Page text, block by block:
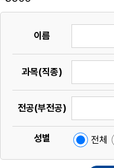
이름
과목(직종)
전공(부전공)
성별 전체